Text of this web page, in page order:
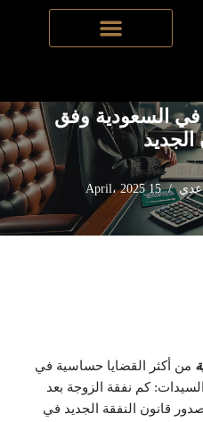
النفقة بعد الطلاق في السعودية
الجديد
في السعودية وفق
الجديد
15 April، 2025
من أكثر القضايا حساسية في
كم نفقة الزوجة بعد
قانون النفقة الجديد في